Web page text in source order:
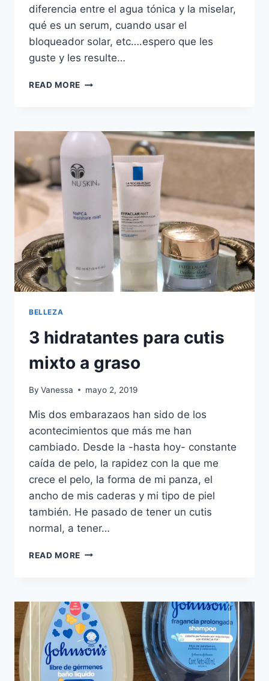
diferencia entre el agua tónica y la miselar,
qué es un serum, cuando usar el
bloqueador solar, etc….espero que les
guste y les resulte…
READ MORE ¿CÓMO
DE
BELLEZA?
BELLEZA
3 hidratantes para cutis
mixto a graso
By Vanessa mayo 2, 2019
Mis dos embarazaos han sido de los
acontecimientos que más me han
cambiado. Desde la -hasta hoy- constante
caída de pelo, la rapidez con la que me
crece el pelo, la forma de mi panza, el
ancho de mis caderas y mi tipo de piel
también. He pasado de tener un cutis
normal, a tener…
READ MORE 3
MIXTO
A
GRASO